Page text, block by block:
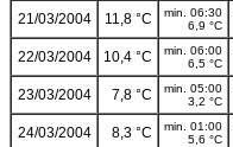
21/03/2004 11,8 °C
min. 06:30
6,9 °C
22/03/2004 10,4 °C
min. 06:00
6,5 °C
23/03/2004 7,8 °C
min. 05:00
3,2 °C
24/03/2004 8,3 °C
min. 01:00
5,6 °C